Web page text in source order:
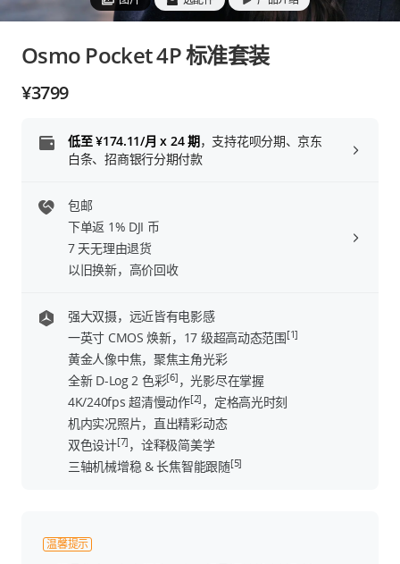
大疆商城 App
中国大陆/ 简体中文
Osmo Pocket 4P 标准套装
¥3799
低至 ¥174.11/月 x 24 期，支持花呗分期、京东
白条、招商银行分期付款
包邮
下单返 1% DJI 币
7 天无理由退货
以旧换新，高价回收
强大双摄，远近皆有电影感
一英寸 CMOS 焕新，17 级超高动态范围[1]
黄金人像中焦，聚焦主角光彩
全新 D-Log 2 色彩[6] ，光影尽在掌握
4K/240fps 超清慢动作[2] ，定格高光时刻
机内实况照片，直出精彩动态
双色设计[7] ，诠释极简美学
三轴机械增稳 & 长焦智能跟随[5]
温馨提示